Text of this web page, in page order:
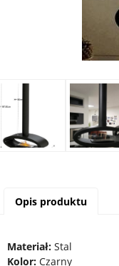
Opis produktu
Materiał:Stal
Kolor:Czarny